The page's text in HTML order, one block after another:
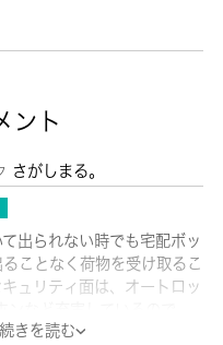
ント
さがしまる。
出られない時でも宅配ボッ
ことなく荷物を受け取るこ
ュリティ面は、オートロッ
です。室内設備は洗面所独
続きを読む